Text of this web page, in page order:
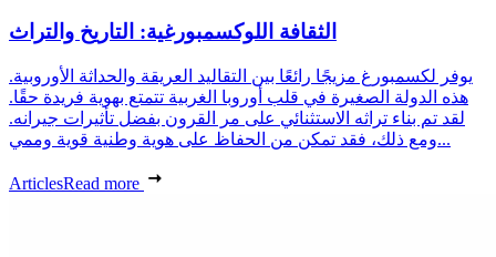
الثقافة اللوكسمبورغية: التاريخ والتراث
يوفر لكسمبورغ مزيجًا رائعًا بين التقاليد العريقة والحداثة الأوروبية.
هذه الدولة الصغيرة في قلب أوروبا الغربية تتمتع بهوية فريدة حقًا.
لقد تم بناء تراثه الاستثنائي على مر القرون بفضل تأثيرات جيرانه.
ومع ذلك، فقد تمكن من الحفاظ على هوية وطنية قوية وممي...
ArticlesRead more